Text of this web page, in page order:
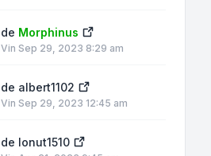
de Morphinus
Vin Sep 29, 2023 8:29 am
de albert1102
Vin Sep 29, 2023 12:45 am
de Ionut1510